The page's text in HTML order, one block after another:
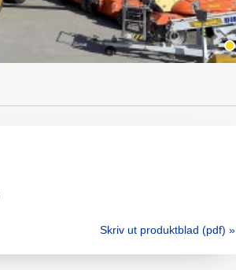
Skriv ut produktblad (pdf) »